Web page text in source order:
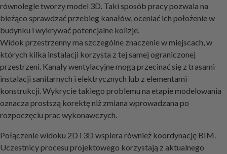
równolegle tworzy model 3D. Taki sposób pracy pozwala na
bieżąco sprawdzać przebieg kanałów, oceniać ich położenie w
budynku i wykrywać potencjalne kolizje.
Widok przestrzenny ma szczególne znaczenie w miejscach, w
których kilka instalacji korzysta z tej samej ograniczonej
przestrzeni. Kanały wentylacyjne mogą przecinać się z trasami
instalacji sanitarnych i elektrycznych lub z elementami
konstrukcji. Wykrycie takiego problemu na etapie modelowania
oznacza prostszą korektę niż zmiana wprowadzana po
rozpoczęciu prac wykonawczych.
Połączenie widoku 2D i 3D wspiera również koordynację BIM.
Uczestnicy procesu projektowego korzystają z aktualnego